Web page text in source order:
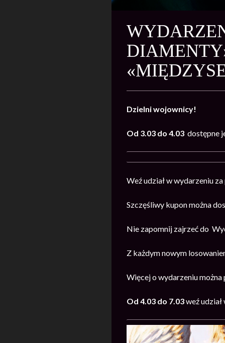
Dzielni wojownicy!
Od 3.03 do 4.03 dostępne
Weź udział w wydarzeniu
Szczęśliwy kupon można
Nie zapomnij zajrzeć do
Z każdym nowym
Więcej o wydarzeniu
Od 4.03 do 7.03weź